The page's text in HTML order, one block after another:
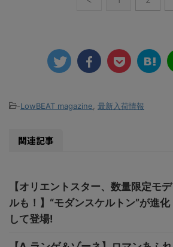
-LowBEAT magazine 最新入荷情報
関連記事
【オリエントスター、数量限定モデ
ルも！】“モダンスケルトン”が進化
して登場!